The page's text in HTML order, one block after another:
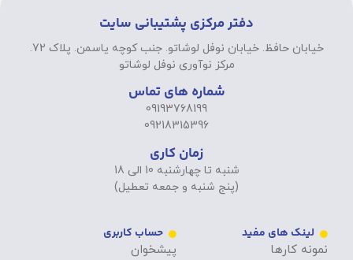
دفتر مرکزی پشتیبانی سایت
خیابان حافظ. خیابان نوفل لوشاتو. جنب کوچه یاسمن. پلاک 72.
مرکز نوآوری نوفل لوشاتو
شماره های تماس
09193768199
09218315396
زمان کاری
شنبه تا چهارشنبه 10 الی 18
(پنج شنبه و جمعه تعطیل)
لینک های مفید
نمونه کارها
حساب کاربری
پیشخوان